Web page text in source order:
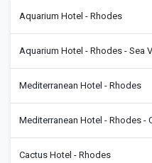
Aquarium Hotel - Rhodes
Aquarium Hotel - Rhodes - Sea
Mediterranean Hotel - Rhodes
Mediterranean Hotel - Rhodes -
Cactus Hotel - Rhodes